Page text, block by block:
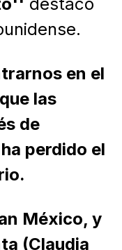
en el
las
de
perdido el
México, y
(Claudia